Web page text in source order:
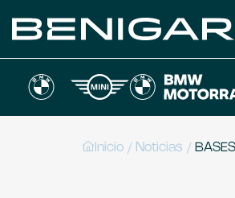
Inicio / Noticias /